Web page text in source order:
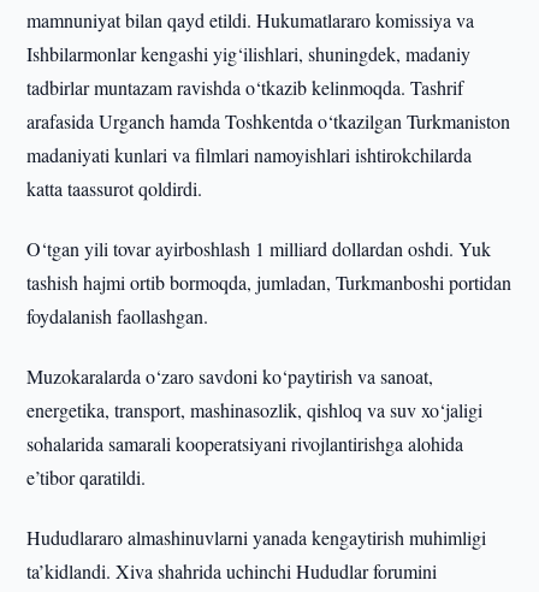
mamnuniyat bilan qayd etildi. Hukumatlararo komissiya va
Ishbilarmonlar kengashi yig‘ilishlari, shuningdek, madaniy
tadbirlar muntazam ravishda o‘tkazib kelinmoqda. Tashrif
arafasida Urganch hamda Toshkentda o‘tkazilgan Turkmaniston
madaniyati kunlari va filmlari namoyishlari ishtirokchilarda
katta taassurot qoldirdi.
O‘tgan yili tovar ayirboshlash 1 milliard dollardan oshdi. Yuk
tashish hajmi ortib bormoqda, jumladan, Turkmanboshi portidan
foydalanish faollashgan.
Muzokaralarda o‘zaro savdoni ko‘paytirish va sanoat,
energetika, transport, mashinasozlik, qishloq va suv xo‘jaligi
sohalarida samarali kooperatsiyani rivojlantirishga alohida
e’tibor qaratildi.
Hududlararo almashinuvlarni yanada kengaytirish muhimligi
ta’kidlandi. Xiva shahrida uchinchi Hududlar forumini